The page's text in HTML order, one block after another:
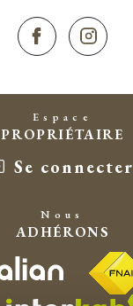
Espace
PROPRIÉTAIRE
Se connecter
Nous
ADHÉRONS